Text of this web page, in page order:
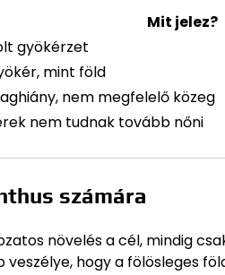
Mit jelez?
gyökérzet
mint föld
nem megfelelő közeg
nem tudnak tovább nőni
számára
növelés a cél, mindig
hogy a fölösleges